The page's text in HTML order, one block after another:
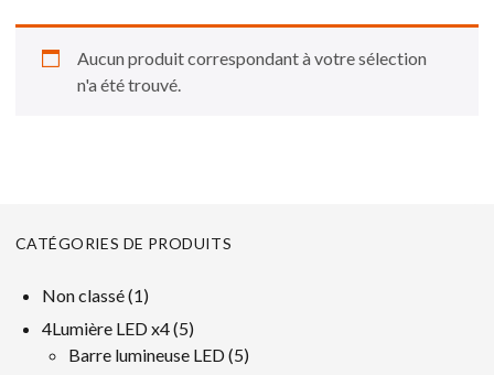
Aucun produit correspondant à votre sélection
n'a été trouvé.
CATÉGORIES DE PRODUITS
Non classé 11
produit
4Lumière LED x4 55
produits
Barre lumineuse LED 55